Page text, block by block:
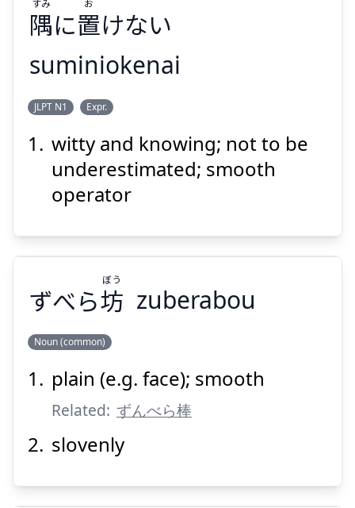
Suspend
けない
Show answer
Suspend
隅に置けない
すみ お
suminiokenai
JLPT N1 Expr.
witty and knowing; not to be
underestimated; smooth
operator
ずべら
坊
ぼう
ずべら坊
ぼう
zuberabou
Noun (common)
plain (e.g. face); smooth
Related: ずんべら棒
slovenly